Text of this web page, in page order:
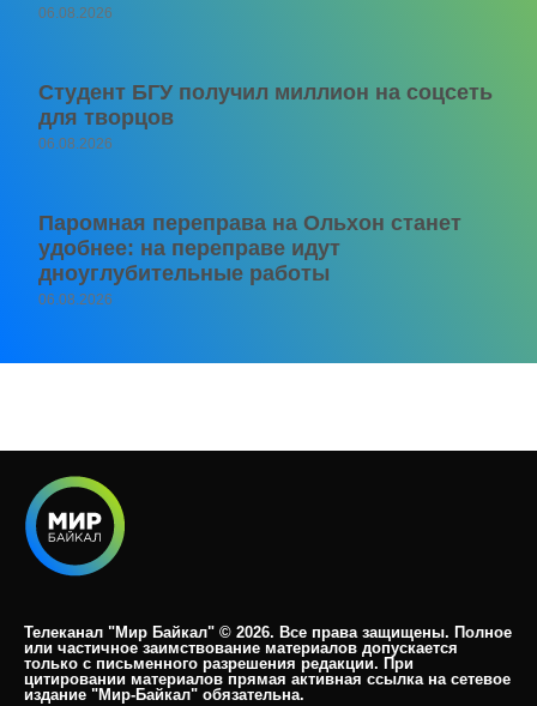
06.08.2026
Студент БГУ получил миллион на соцсеть
для творцов
06.08.2026
Паромная переправа на Ольхон станет
удобнее: на переправе идут
дноуглубительные работы
06.08.2026
Телеканал "Мир Байкал" © 2026. Все права защищены. Полное
или частичное заимствование материалов допускается
только с письменного разрешения редакции. При
цитировании материалов прямая активная ссылка на сетевое
издание "Мир-Байкал" обязательна.​